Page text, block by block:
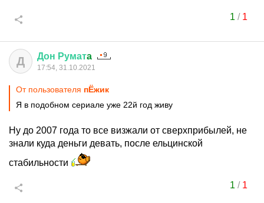
1 / 1
Д Дон Руматa
17:54, 31.10.2021
От пользователя пЁжик
Я в подобном сериале уже 22й год живу
Ну до 2007 года то все визжали от сверхприбылей, не
знали куда деньги девать, после ельцинской
стабильности
1 / 1